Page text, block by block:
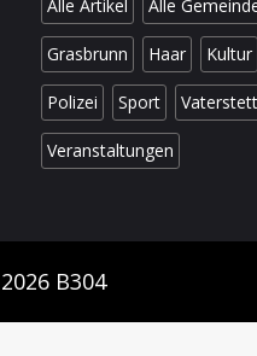
Alle Artikel Alle
Grasbrunn Haar Kultur
Polizei Sport
Veranstaltungen
B304